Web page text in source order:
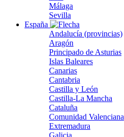
Málaga
Sevilla
España
Andalucía (provincias)
Aragón
Principado de Asturias
Islas Baleares
Canarias
Cantabria
Castilla y León
Castilla-La Mancha
Cataluña
Comunidad Valenciana
Extremadura